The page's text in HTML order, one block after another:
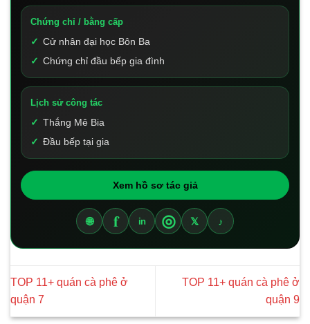
Chứng chỉ / bằng cấp
Cử nhân đại học Bôn Ba
Chứng chỉ đầu bếp gia đình
Lịch sử công tác
Thắng Mê Bia
Đầu bếp tại gia
Xem hồ sơ tác giả
🌐 f in ◎ 𝕏 ♪
TOP 11+ quán cà phê ở
quận 7
TOP 11+ quán cà phê ở
quận 9